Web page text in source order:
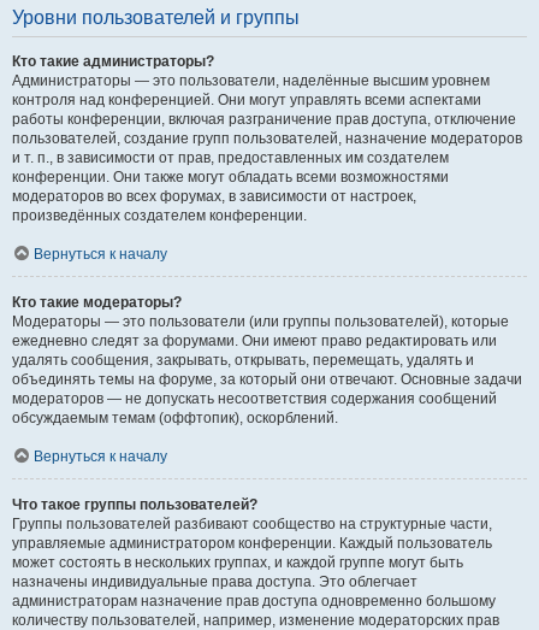
Уровни пользователей и группы
Кто такие администраторы?
Администраторы — это пользователи, наделённые высшим уровнем
контроля над конференцией. Они могут управлять всеми аспектами
работы конференции, включая разграничение прав доступа, отключение
пользователей, создание групп пользователей, назначение модераторов
и т. п., в зависимости от прав, предоставленных им создателем
конференции. Они также могут обладать всеми возможностями
модераторов во всех форумах, в зависимости от настроек,
произведённых создателем конференции.
Вернуться к началу
Кто такие модераторы?
Модераторы — это пользователи (или группы пользователей), которые
ежедневно следят за форумами. Они имеют право редактировать или
удалять сообщения, закрывать, открывать, перемещать, удалять и
объединять темы на форуме, за который они отвечают. Основные задачи
модераторов — не допускать несоответствия содержания сообщений
обсуждаемым темам (оффтопик), оскорблений.
Вернуться к началу
Что такое группы пользователей?
Группы пользователей разбивают сообщество на структурные части,
управляемые администратором конференции. Каждый пользователь
может состоять в нескольких группах, и каждой группе могут быть
назначены индивидуальные права доступа. Это облегчает
администраторам назначение прав доступа одновременно большому
количеству пользователей, например, изменение модераторских прав